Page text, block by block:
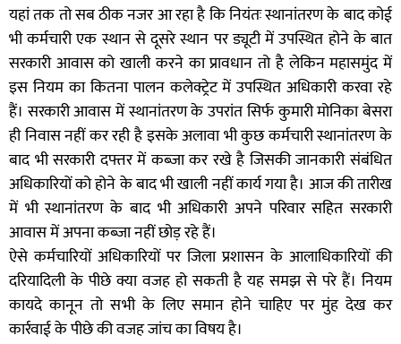
यहां तक तो सब ठीक नजर आ रहा है कि नियंतः स्थानांतरण के बाद कोई
भी कर्मचारी एक स्थान से दूसरे स्थान पर ड्यूटी में उपस्थित होने के बात
सरकारी आवास को खाली करने का प्रावधान तो है लेकिन महासमुंद में
इस नियम का कितना पालन कलेक्ट्रेट में उपस्थित अधिकारी करवा रहे
हैं। सरकारी आवास में स्थानांतरण के उपरांत सिर्फ कुमारी मोनिका बेसरा
ही निवास नहीं कर रही है इसके अलावा भी कुछ कर्मचारी स्थानांतरण के
बाद भी सरकारी दफ्तर में कब्जा कर रखे है जिसकी जानकारी संबंधित
अधिकारियों को होने के बाद भी खाली नहीं कार्य गया है। आज की तारीख
में भी स्थानांतरण के बाद भी अधिकारी अपने परिवार सहित सरकारी
आवास में अपना कब्जा नहीं छोड़ रहे हैं।
ऐसे कर्मचारियों अधिकारियों पर जिला प्रशासन के आलाधिकारियों की
दरियादिली के पीछे क्या वजह हो सकती है यह समझ से परे हैं। नियम
कायदे कानून तो सभी के लिए समान होने चाहिए पर मुंह देख कर
कार्रवाई के पीछे की वजह जांच का विषय है।